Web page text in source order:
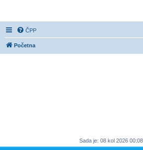
ČPP
Početna
Sada je: 08 kol 2026 00:08.